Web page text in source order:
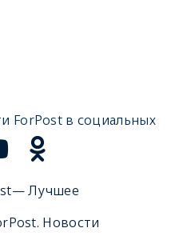
ForPost в социальных
Лучшее
Новости